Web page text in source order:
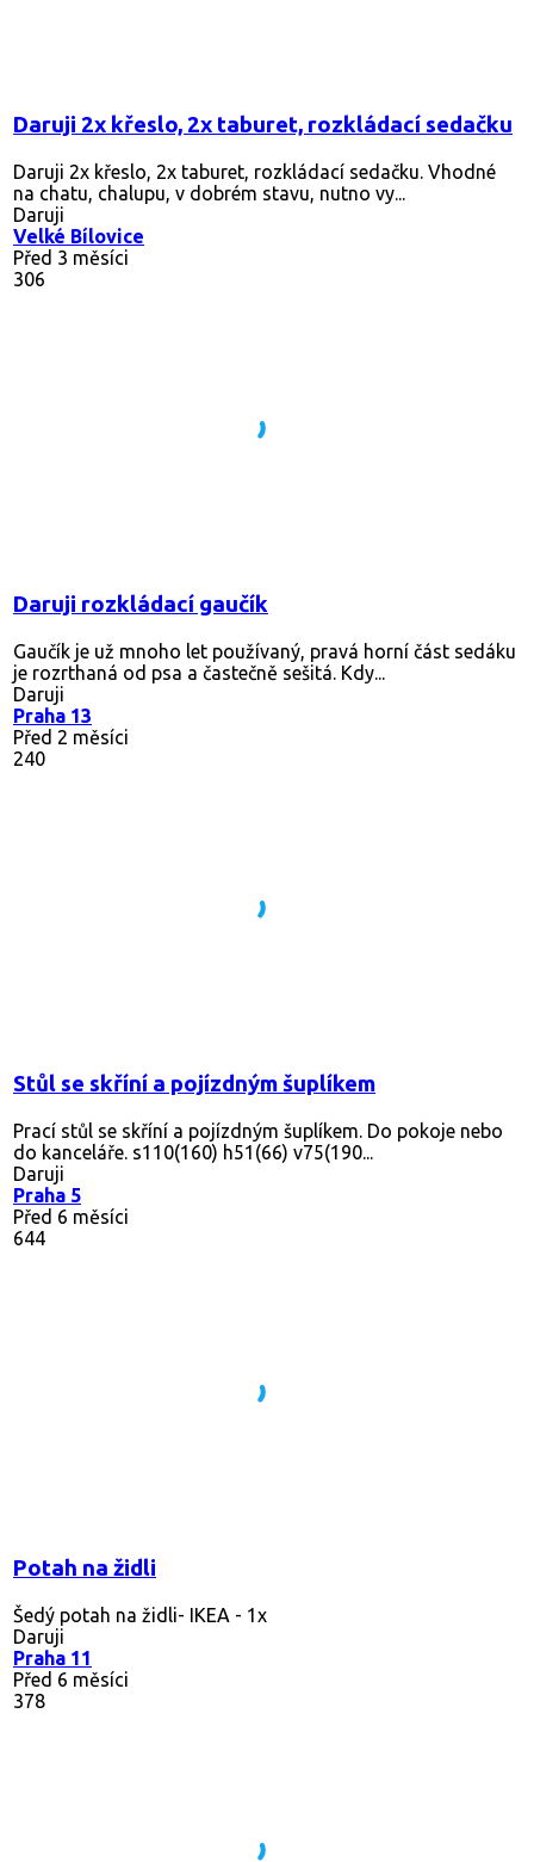
Daruji 2x křeslo, 2x taburet, rozkládací sedačku
Daruji 2x křeslo, 2x taburet, rozkládací sedačku. Vhodné
na chatu, chalupu, v dobrém stavu, nutno vy...
Daruji
Velké Bílovice
Před 3 měsíci
306
Daruji rozkládací gaučík
Gaučík je už mnoho let používaný, pravá horní část sedáku
je rozrthaná od psa a častečně sešitá. Kdy...
Daruji
Praha 13
Před 2 měsíci
240
Stůl se skříní a pojízdným šuplíkem
Prací stůl se skříní a pojízdným šuplíkem. Do pokoje nebo
do kanceláře. s110(160) h51(66) v75(190...
Daruji
Praha 5
Před 6 měsíci
644
Potah na židli
Šedý potah na židli- IKEA - 1x
Daruji
Praha 11
Před 6 měsíci
378